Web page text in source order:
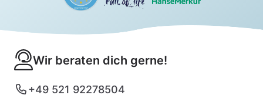
Wir beraten dich gerne!
+49 521 92278504